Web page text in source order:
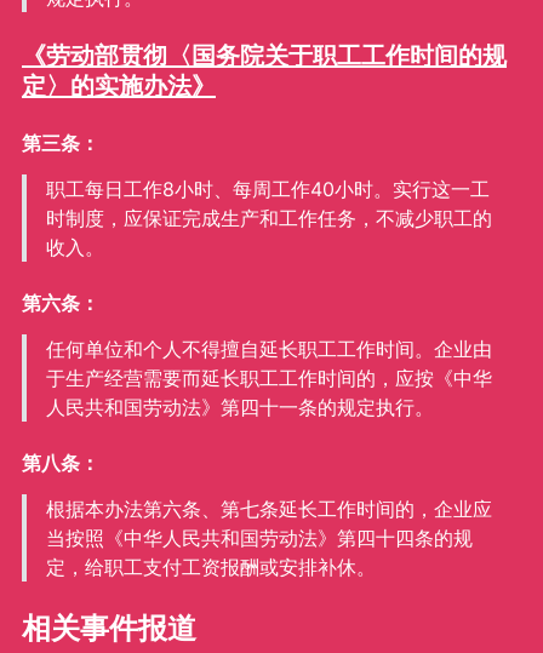
《劳动部贯彻〈国务院关于职工工作时间的规
定〉的实施办法》
第三条：
职工每日工作8小时、每周工作40小时。实行这一工
时制度，应保证完成生产和工作任务，不减少职工的
收入。
第六条：
任何单位和个人不得擅自延长职工工作时间。企业由
于生产经营需要而延长职工工作时间的，应按《中华
人民共和国劳动法》第四十一条的规定执行。
第八条：
根据本办法第六条、第七条延长工作时间的，企业应
当按照《中华人民共和国劳动法》第四十四条的规
定，给职工支付工资报酬或安排补休。
相关事件报道